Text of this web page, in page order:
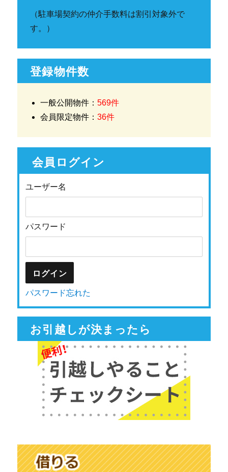
（駐車場契約の仲介手数料は割引対象外で
す。）
登録物件数
一般公開物件：569件
会員限定物件：36件
会員ログイン
ユーザー名
パスワード
パスワード忘れた
お引越しが決まったら